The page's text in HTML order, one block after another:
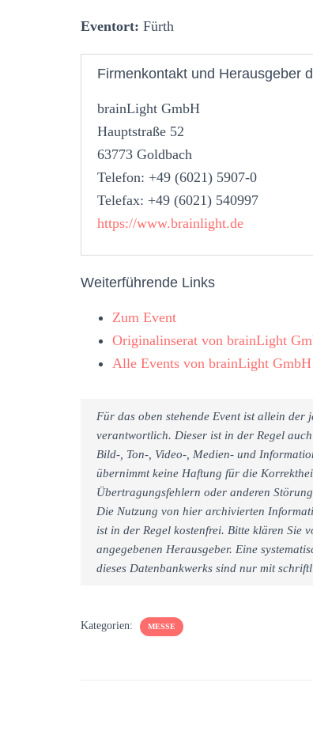
Eventort: Fürth
Firmenkontakt und Herausgeber
brainLight GmbH
Hauptstraße 52
63773 Goldbach
Telefon: +49 (6021) 5907-0
Telefax: +49 (6021) 540997
https://www.brainlight.de
Weiterführende Links
Zum Event
Originalinserat von brainLight
Alle Events von brainLight GmbH
Für das oben stehende Event ist allein der
verantwortlich. Dieser ist in der Regel
Bild-, Ton-, Video-, Medien- und
übernimmt keine Haftung für die
Übertragungsfehlern oder anderen
Die Nutzung von hier archivierten
ist in der Regel kostenfrei. Bitte klären Sie
angegebenen Herausgeber. Eine
dieses Datenbankwerks sind nur mit
Kategorien: MESSE